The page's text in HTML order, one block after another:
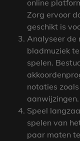
online
Zorg ervoor
geschikt is
Analyseer de
bladmuziek
spelen.
notaties
aanwijzingen.
Speel
spelen van
paar maten